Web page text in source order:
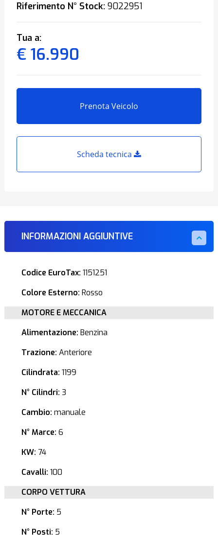
Riferimento N° Stock:9022951
Tua a:
€ 16.990
Prenota Veicolo
Scheda tecnica
INFORMAZIONI AGGIUNTIVE
Codice EuroTax: 1151251
Colore Esterno: Rosso
MOTORE E MECCANICA
Alimentazione: Benzina
Trazione: Anteriore
Cilindrata: 1199
N° Cilindri: 3
Cambio: manuale
N° Marce: 6
KW: 74
Cavalli: 100
CORPO VETTURA
N° Porte: 5
N° Posti: 5